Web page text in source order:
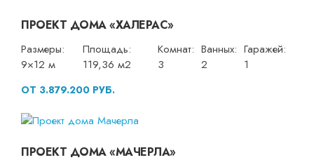
ПРОЕКТ ДОМА «ХАЛЕРАС»
Размеры:
9×12 м
Площадь:
119,36 м2
Комнат:
3
Ванных:
2
Гаражей:
1
ОТ 3.879.200 РУБ.
ПРОЕКТ ДОМА «МАЧЕРЛА»